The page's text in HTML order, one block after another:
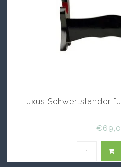
Luxus Schwertständer